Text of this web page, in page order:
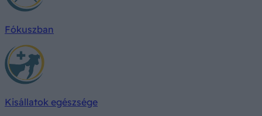
Fókuszban
Kisállatok egészsége